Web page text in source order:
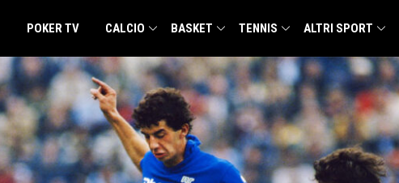
POKER TV CALCIO BASKET TENNIS ALTRI SPORT